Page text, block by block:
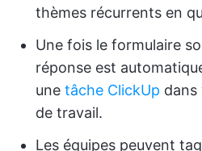
thèmes récurrents en
Une fois le formulaire
réponse est
une tâche ClickUp
de travail.
Les équipes peuvent